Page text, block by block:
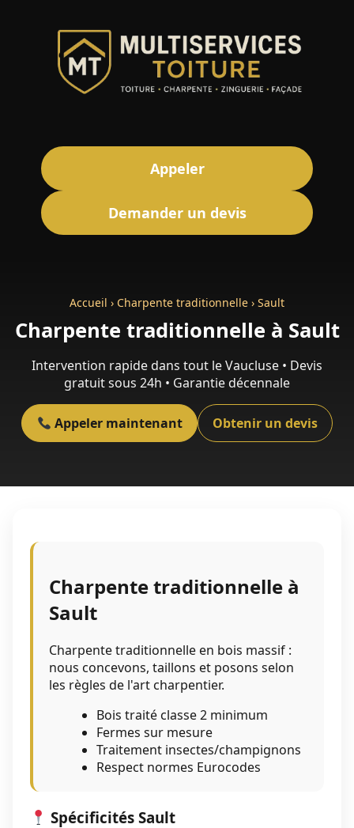
Appeler
Demander un devis
Accueil › Charpente traditionnelle › Sault
Charpente traditionnelle à Sault
Intervention rapide dans tout le Vaucluse • Devis
gratuit sous 24h • Garantie décennale
Appeler maintenant Obtenir un devis
Charpente traditionnelle à
Sault
Charpente traditionnelle en bois massif :
nous concevons, taillons et posons selon
les règles de l'art charpentier.
Bois traité classe 2 minimum
Fermes sur mesure
Traitement insectes/champignons
Respect normes Eurocodes
Spécificités Sault